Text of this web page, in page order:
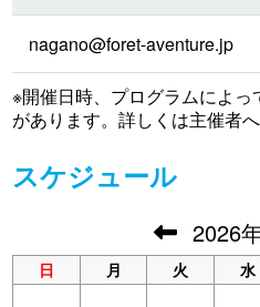
nagano@foret-aventure.jp
※開催日時、プログラムによ
があります。詳しくは主催者
スケジュール
2026
日 月 火 水